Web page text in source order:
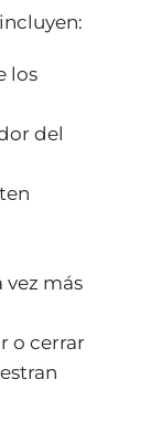
los
del
vez más
o cerrar